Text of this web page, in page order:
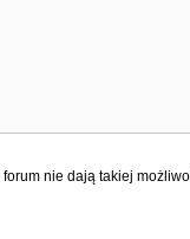
nie dają takiej